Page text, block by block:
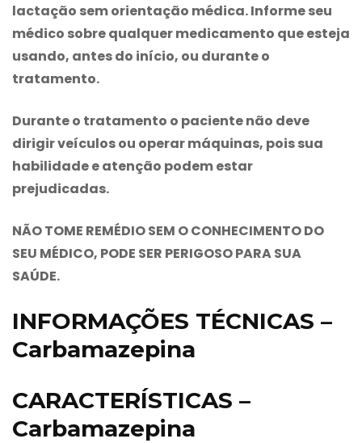
lactação sem orientação médica. Informe seu
médico sobre qualquer medicamento que esteja
usando, antes do início, ou durante o
tratamento.
Durante o tratamento o paciente não deve
dirigir veículos ou operar máquinas, pois sua
habilidade e atenção podem estar
prejudicadas.
NÃO TOME REMÉDIO SEM O CONHECIMENTO DO
SEU MÉDICO, PODE SER PERIGOSO PARA SUA
SAÚDE.
INFORMAÇÕES TÉCNICAS –
Carbamazepina
CARACTERÍSTICAS –
Carbamazepina